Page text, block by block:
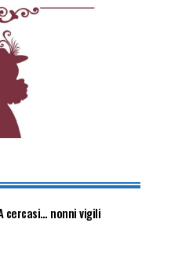
cercasi… nonni vigili